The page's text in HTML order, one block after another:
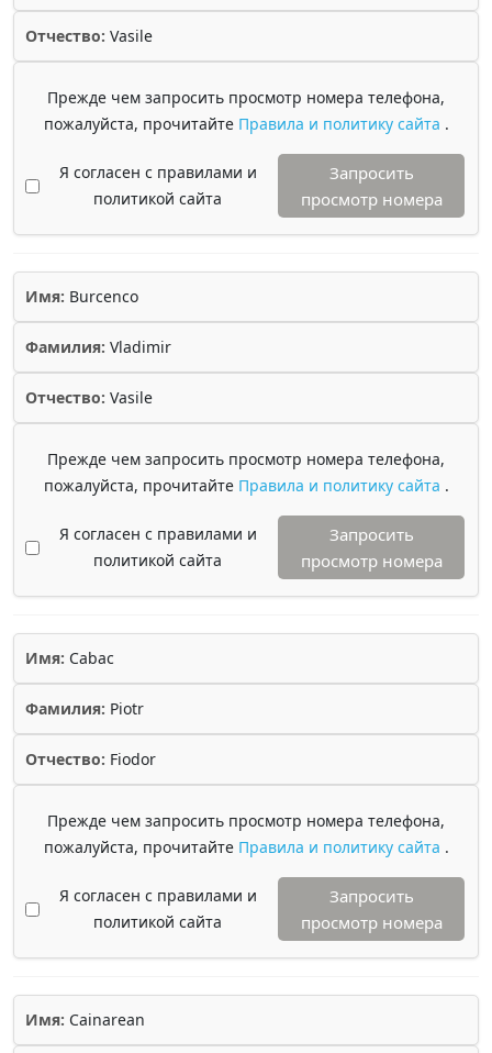
Отчество: Vasile
Прежде чем запросить просмотр номера телефона,
пожалуйста, прочитайте Правила и политику сайта .
Я согласен с правилами и
политикой сайта
Запросить
просмотр номера
Имя: Burcenco
Фамилия: Vladimir
Отчество: Vasile
Прежде чем запросить просмотр номера телефона,
пожалуйста, прочитайте Правила и политику сайта .
Я согласен с правилами и
политикой сайта
Запросить
просмотр номера
Имя: Cabac
Фамилия: Piotr
Отчество: Fiodor
Прежде чем запросить просмотр номера телефона,
пожалуйста, прочитайте Правила и политику сайта .
Я согласен с правилами и
политикой сайта
Запросить
просмотр номера
Имя: Cainarean